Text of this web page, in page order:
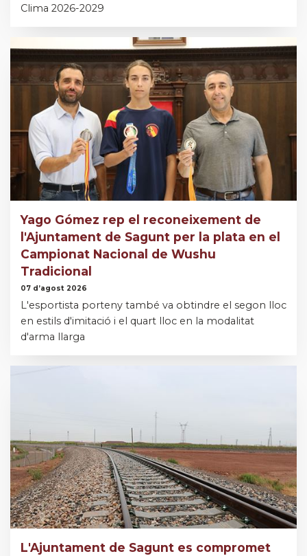
Clima 2026-2029
Yago Gómez rep el reconeixement de
l'Ajuntament de Sagunt per la plata en el
Campionat Nacional de Wushu
Tradicional
07 d’agost 2026
L'esportista porteny també va obtindre el segon lloc
en estils d'imitació i el quart lloc en la modalitat
d'arma llarga
L'Ajuntament de Sagunt es compromet